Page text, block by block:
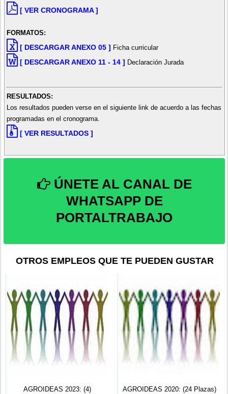
[ VER CRONOGRAMA ]
FORMATOS:
[ DESCARGAR ANEXO 05 ] Ficha curricular
[ DESCARGAR ANEXO 11 - 14 ] Declaración Jurada
RESULTADOS:
Los resultados pueden verse en el siguiente link de acuerdo a las fechas
programadas en el cronograma.
[ VER RESULTADOS ]
ÚNETE AL CANAL DE
WHATSAPP DE
PORTALTRABAJO
OTROS EMPLEOS QUE TE PUEDEN GUSTAR
AGROIDEAS 2023: (4)
AGROIDEAS 2020: (24 Plazas)